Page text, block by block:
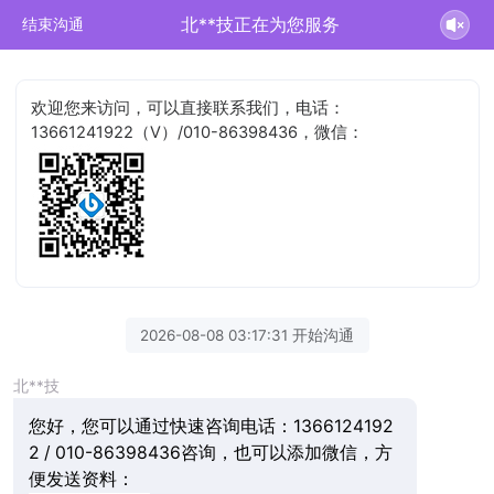
结束沟通 北**技正在为您服务
欢迎您来访问，可以直接联系我们，电话：
13661241922（V）/010-86398436，微信：
2026-08-08 03:17:31 开始沟通
北**技
您好，您可以通过快速咨询电话：1366124192
2 / 010-86398436咨询，也可以添加微信，方
便发送资料：